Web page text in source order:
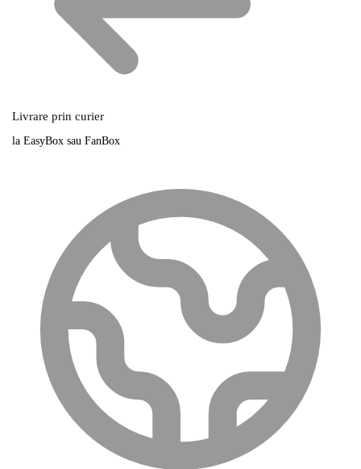
Livrare prin curier
la EasyBox sau FanBox